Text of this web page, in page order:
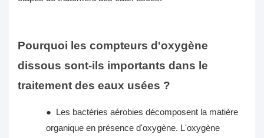
Pourquoi les compteurs d'oxygène
dissous sont-ils importants dans le
traitement des eaux usées ?
● Les bactéries aérobies décomposent la matière
organique en présence d'oxygène. L'oxygène